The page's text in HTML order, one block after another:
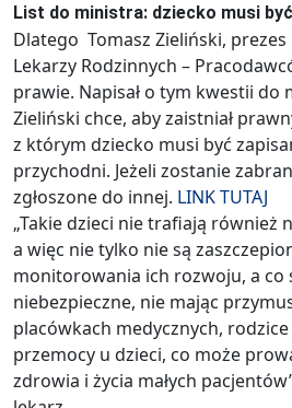
List do ministra: dziecko musi
Dlatego Tomasz Zieliński,
Lekarzy Rodzinnych –
prawie. Napisał o tym kwestii do
Zieliński chce, aby zaistniał
z którym dziecko musi być
przychodni. Jeżeli zostanie
zgłoszone do innej. LINK TUTAJ
„Takie dzieci nie trafiają również
a więc nie tylko nie są
monitorowania ich rozwoju, a co
niebezpieczne, nie mając
placówkach medycznych,
przemocy u dzieci, co może
zdrowia i życia małych